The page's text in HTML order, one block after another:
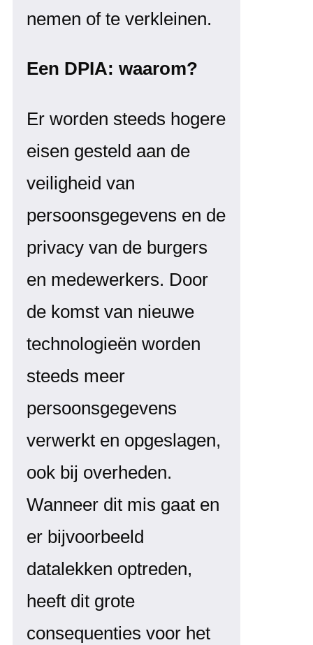
nemen of te verkleinen.
Een DPIA: waarom?
Er worden steeds hogere
eisen gesteld aan de
veiligheid van
persoonsgegevens en de
privacy van de burgers
en medewerkers. Door
de komst van nieuwe
technologieën worden
steeds meer
persoonsgegevens
verwerkt en opgeslagen,
ook bij overheden.
Wanneer dit mis gaat en
er bijvoorbeeld
datalekken optreden,
heeft dit grote
consequenties voor het